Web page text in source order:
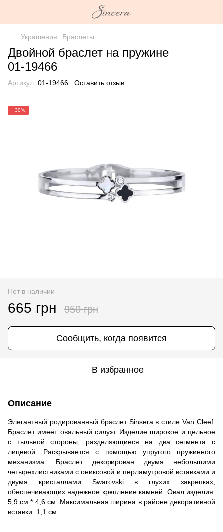
Украшения Браслеты
Двойной браслет на пружине
01-19466
Артикул: 01-19466 Оставить отзыв
−30%
Нет в наличии
665 грн 950 грн
Сообщить, когда появится
В избранное
Описание
Элегантный родированный браслет Sinsera в стиле Van Cleef.
Браслет имеет овальный силуэт. Изделие широкое и цельное
с тыльной стороны, разделяющиеся на два сегмента с
лицевой. Раскрывается с помощью упругого пружинного
механизма. Браслет декорирован двумя небольшими
четырехлистниками с ониксовой и перламутровой вставками и
двумя кристаллами Swarovski в глухих закрепках,
обеспечивающих надежное крепление камней. Овал изделия:
5,9 см * 4,6 см. Максимальная ширина в районе декоративной
вставки: 1,1 см.